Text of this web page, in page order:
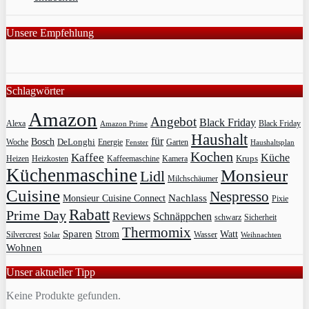
Unsere Empfehlung
Schlagwörter
Alexa Amazon Amazon Prime Angebot Black Friday Black Friday
Woche Bosch DeLonghi Energie Fenster für Garten Haushalt Haushaltsplan
Heizen Heizkosten Kaffee Kaffeemaschine Kamera Kochen Krups Küche
Küchenmaschine Lidl Milchschäumer Monsieur
Cuisine Monsieur Cuisine Connect Nachlass Nespresso Pixie
Prime DayRabatt Reviews Schnäppchen schwarz Sicherheit
Silvercrest Solar Sparen Strom Thermomix Wasser Watt Weihnachten
Wohnen
Unser aktueller Tipp
Keine Produkte gefunden.